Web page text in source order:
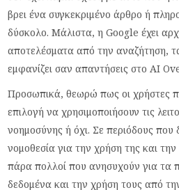
βρει ένα συγκεκριμένο άρθρο ή
δύσκολο. Μάλιστα, η Google έχει
αποτελέσματα από την αναζήτηση,
εμφανίζει σαν απαντήσεις στο AI
Προσωπικά, θεωρώ πως οι χρήστες
επιλογή να χρησιμοποιήσουν τις
νοημοσύνης ή όχι. Σε περιόδους
νομοθεσία για την χρήση της και
πάρα πολλοί που ανησυχούν για τα
δεδομένα και την χρήση τους από